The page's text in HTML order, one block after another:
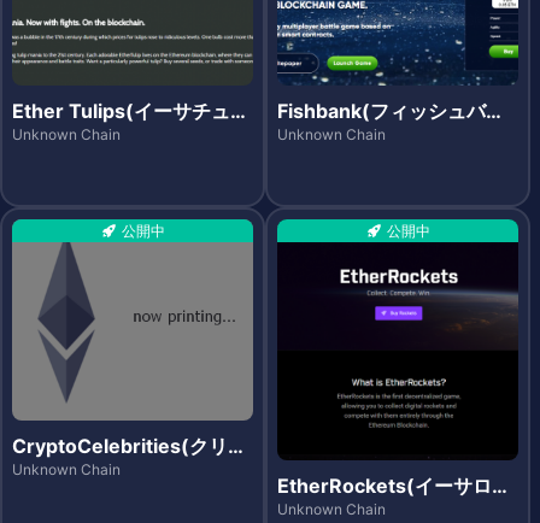
Ether Tulips(イーサチュー
リップス)
Unknown Chain
Fishbank(フィッシュバン
ク)
Unknown Chain
公開中
CryptoCelebrities(クリプ
トセレブリティーズ)
Unknown Chain
公開中
EtherRockets(イーサロケ
ッツ)
Unknown Chain